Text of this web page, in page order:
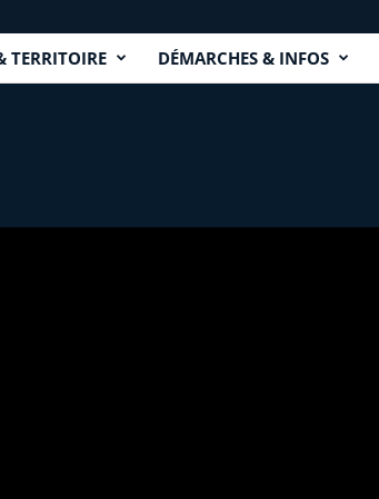
TERRITOIRE DÉMARCHES & INFOS